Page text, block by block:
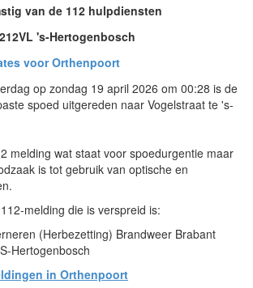
van de 112 hulpdiensten
's-Hertogenbosch
voor Orthenpoort
op zondag 19 april 2026 om 00:28 is de
spoed uitgereden naar Vogelstraat te 's-
melding wat staat voor spoedurgentie maar
is tot gebruik van optische en
melding die is verspreid is:
(Herbezetting) Brandweer Brabant
Hertogenbosch
in Orthenpoort